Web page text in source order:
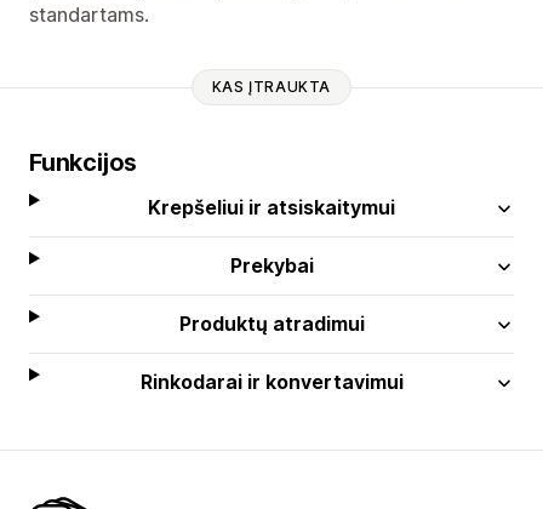
standartams.
KAS ĮTRAUKTA
Funkcijos
Krepšeliui ir atsiskaitymui
Prekybai
Produktų atradimui
Rinkodarai ir konvertavimui